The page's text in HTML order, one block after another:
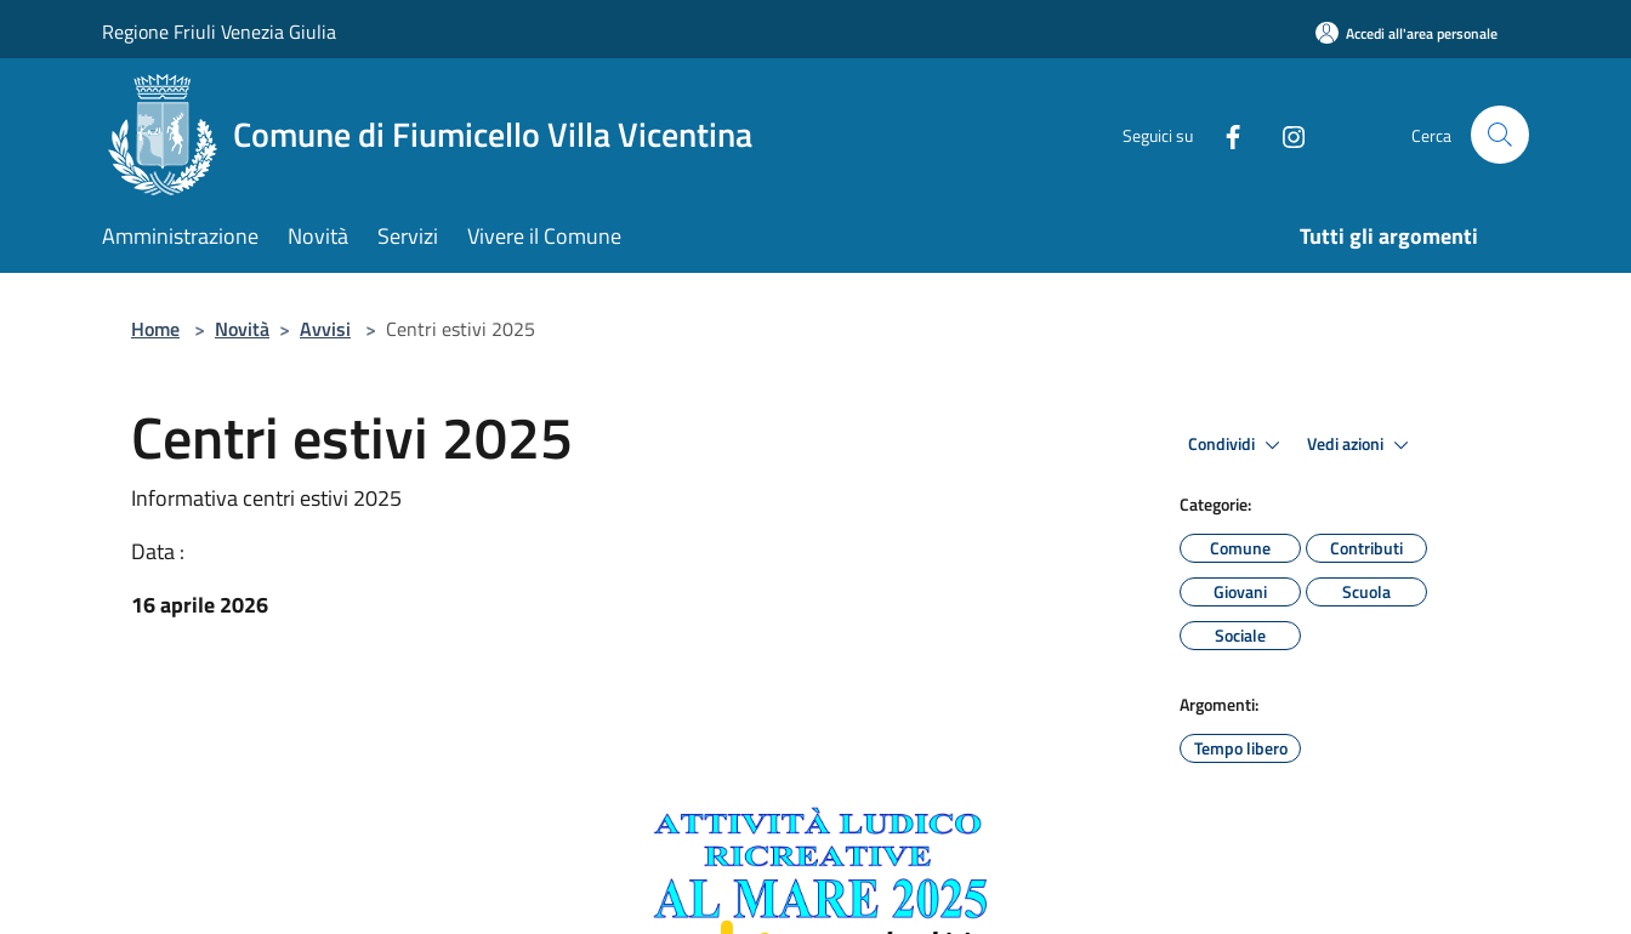
Regione Friuli Venezia Giulia Accedi all'area personale
Comune di Fiumicello Villa Vicentina Seguici su Cerca
Amministrazione Novità Servizi Vivere il Comune Tutti gli argomenti
Home > Novità > Avvisi > Centri estivi 2025
Centri estivi 2025
Informativa centri estivi 2025
Data :
16 aprile 2026
Condividi Vedi azioni
Categorie:
Comune
Contributi
Giovani
Scuola
Sociale
Argomenti:
Tempo libero